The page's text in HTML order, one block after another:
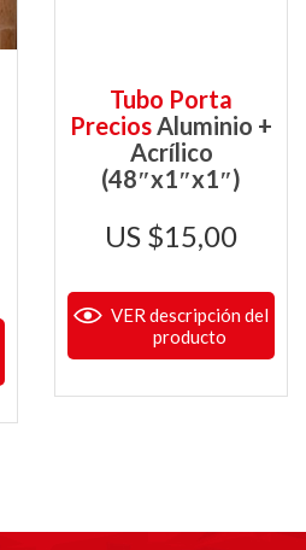
Tubo Porta
PreciosAluminio +
Acrílico
(48″x1″x1″)
$15,00
VER descripción del
producto